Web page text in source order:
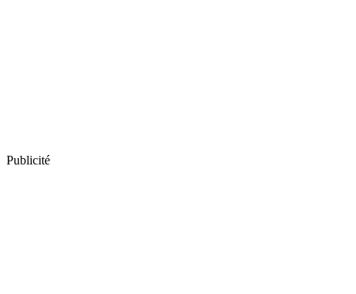
Publicité